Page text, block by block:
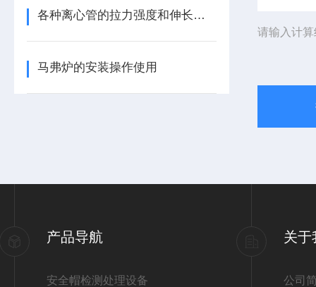
各种离心管的拉力强度和伸长度都不同，应按需要选用
马弗炉的安装操作使用
请输入计
产品导航
安全帽检测处理设备
关于
公司